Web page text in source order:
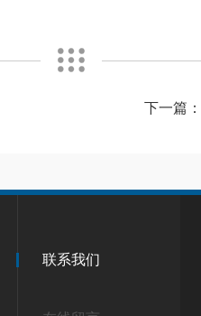
下一篇：
联系我们